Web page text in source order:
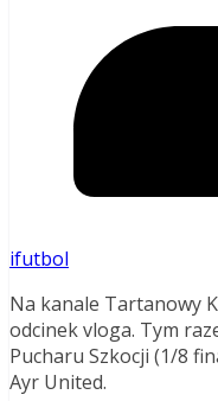
ifutbol
Na kanale Tartanowy
odcinek vloga. Tym
Pucharu Szkocji (1/8
Ayr United.